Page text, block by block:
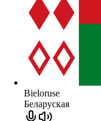
Bieloruse
Беларуская